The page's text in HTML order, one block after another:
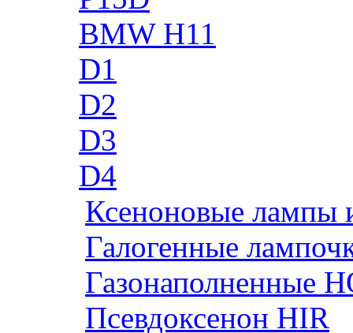
BMW H11
D1
D2
D3
D4
Ксеноновые лампы
Галогенные
Газонаполненные
Псевдоксенон HIR